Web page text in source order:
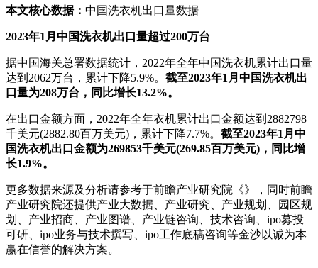
本文核心数据： 中国洗衣机出口量数据
2023年1月中国洗衣机出口量超过200万台
据中国海关总署数据统计，2022年全年中国洗衣机累计出口量
达到2062万台，累计下降5.9%。 截至2023年1月中国洗衣机出
口量为208万台，同比增长13.2%。
在出口金额方面，2022年全年衣机累计出口金额达到2882798
千美元(2882.80百万美元)，累计下降7.7%。 截至2023年1月中
国洗衣机出口金额为269853千美元(269.85百万美元)，同比增
长1.9%。
更多数据来源及分析请参考于前瞻产业研究院《》，同时前瞻
产业研究院还提供产业大数据、产业研究、产业规划、园区规
划、产业招商、产业图谱、产业链咨询、技术咨询、ipo募投
可研、ipo业务与技术撰写、ipo工作底稿咨询等金沙以诚为本
赢在信誉的解决方案。